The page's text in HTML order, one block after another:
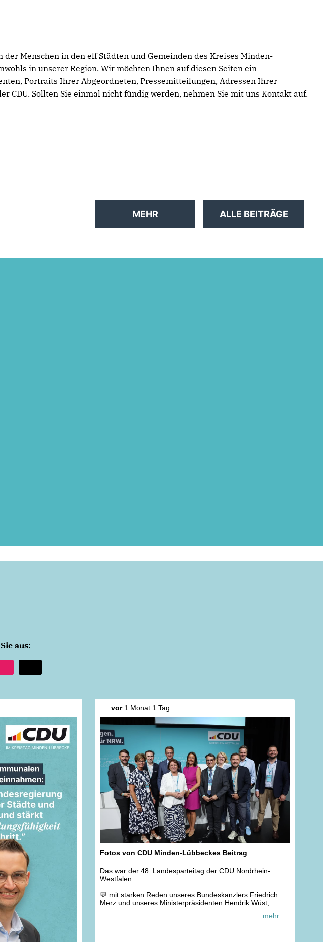
Menschen in den elf Städten und Gemeinden des Kreises Minden-
in unserer Region. Wir möchten Ihnen auf diesen Seiten ein
Portraits Ihrer Abgeordneten, Pressemitteilungen, Adressen Ihrer
Sollten Sie einmal nicht fündig werden, nehmen Sie mit uns Kontakt auf.
ALLE BEITRÄGE
MEHR
aus:
vor1 Monat 1 Tag
Fotos von CDU Minden-Lübbeckes Beitrag
Das war der 48. Landesparteitag der CDU Nordrhein-
Westfalen...
💬 mit starken Reden unseres Bundeskanzlers Friedrich
Merz und unseres Ministerpräsidenten Hendrik Wüst,
mehr